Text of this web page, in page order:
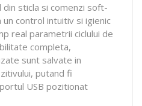
sticla si comenzi soft-
control intuitiv si igienic
real parametrii ciclului de
completa,
sunt salvate in
putand fi
USB pozitionat